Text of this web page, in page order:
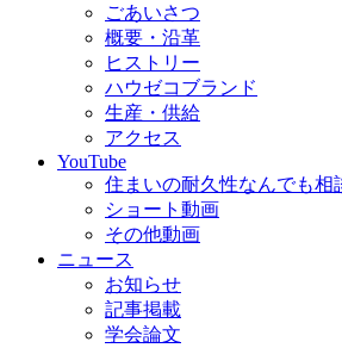
ごあいさつ
概要・沿革
ヒストリー
ハウゼコブランド
生産・供給
アクセス
YouTube
住まいの耐久性なんでも相
ショート動画
その他動画
ニュース
お知らせ
記事掲載
学会論文